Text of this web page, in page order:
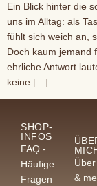
Ein Blick hinter die
uns im Alltag: als
fühlt sich weich an,
Doch kaum jemand
ehrliche Antwort
keine […]
SHOP-
INFOS
FAQ -
Häufige
Fragen
&